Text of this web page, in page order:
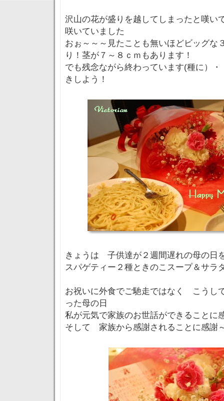
沢山の花が盛りを越してしまったと嘆
咲いていました
おぉ～～～見たことも無いほどビッグな
り！茎が７～８ｃｍもあります！
でも残念ながら終わっています(種に）
きしよう！
きょうは 子供達が２週間遅れの母の日
スパゲティー２種ときのこスープ＆サラ
お祝いに外食でご馳走ではなく こうし
った母の日
私が元気で家族のお世話ができることに
そして 家族から感謝されることに感謝